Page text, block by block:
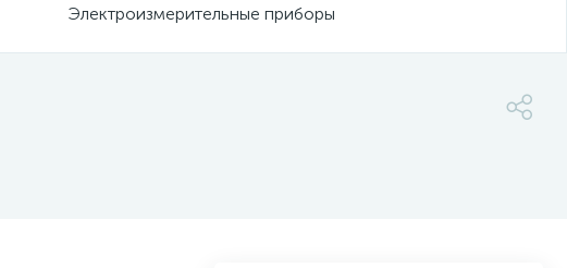
Электроизмерительные приборы